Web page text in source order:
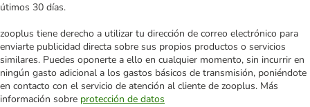
útimos 30 días.
zooplus tiene derecho a utilizar tu dirección de correo electrónico para
enviarte publicidad directa sobre sus propios productos o servicios
similares. Puedes oponerte a ello en cualquier momento, sin incurrir en
ningún gasto adicional a los gastos básicos de transmisión, poniéndote
en contacto con el servicio de atención al cliente de zooplus. Más
información sobre protección de datos